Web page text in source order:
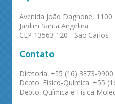
Avenida João Dagnone, 1100
Jardim Santa Angelina
CEP 13563-120 - São Carlos -
Contato
Diretoria: +55 (16) 3373-
Depto. Físico-Química: +55
Depto. Química e Física